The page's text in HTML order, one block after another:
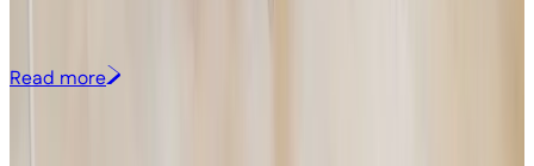
Read more